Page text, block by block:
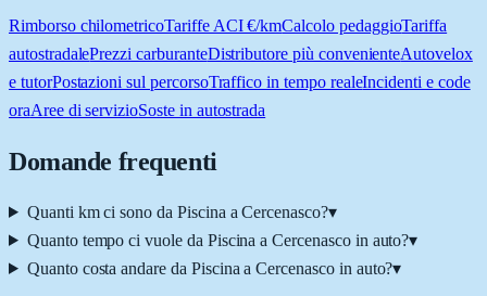
Rimborso chilometricoTariffe ACI €/kmCalcolo pedaggioTariffa
autostradalePrezzi carburanteDistributore più convenienteAutovelox
e tutorPostazioni sul percorsoTraffico in tempo realeIncidenti e code
oraAree di servizioSoste in autostrada
Domande frequenti
Quanti km ci sono da Piscina a Cercenasco?▾
Quanto tempo ci vuole da Piscina a Cercenasco in auto?▾
Quanto costa andare da Piscina a Cercenasco in auto?▾